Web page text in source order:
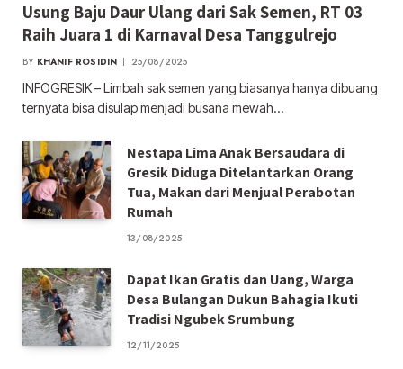
Usung Baju Daur Ulang dari Sak Semen, RT 03
Raih Juara 1 di Karnaval Desa Tanggulrejo
BY KHANIF ROSIDIN 25/08/2025
INFOGRESIK – Limbah sak semen yang biasanya hanya dibuang
ternyata bisa disulap menjadi busana mewah…
Nestapa Lima Anak Bersaudara di
Gresik Diduga Ditelantarkan Orang
Tua, Makan dari Menjual Perabotan
Rumah
13/08/2025
Dapat Ikan Gratis dan Uang, Warga
Desa Bulangan Dukun Bahagia Ikuti
Tradisi Ngubek Srumbung
12/11/2025